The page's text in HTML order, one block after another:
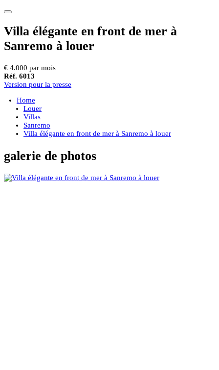
Villa élégante en front de mer à
Sanremo à louer
€ 4.000 par mois
Réf. 6013
Version pour la presse
Home
Louer
Villas
Sanremo
Villa élégante en front de mer à Sanremo à louer
galerie de photos